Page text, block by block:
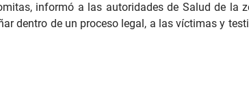
informó a las autoridades de Salud de la
dentro de un proceso legal, a las víctimas y